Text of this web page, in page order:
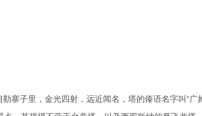
寨子里，金光四射，远近闻名，塔的傣语名字叫“广